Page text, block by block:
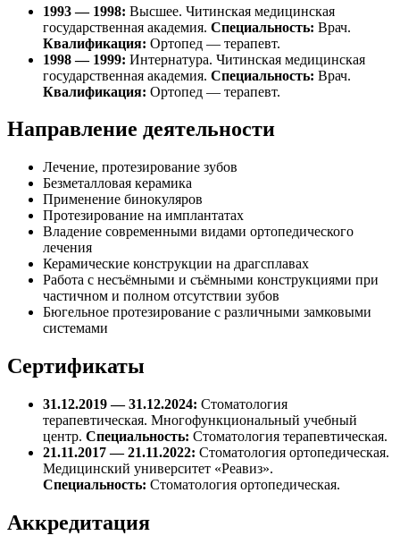
1993 — 1998: Высшее. Читинская медицинская
государственная академия. Специальность: Врач.
Квалификация: Ортопед — терапевт.
1998 — 1999: Интернатура. Читинская медицинская
государственная академия. Специальность: Врач.
Квалификация: Ортопед — терапевт.
Направление деятельности
Лечение, протезирование зубов
Безметалловая керамика
Применение бинокуляров
Протезирование на имплантатах
Владение современными видами ортопедического
лечения
Керамические конструкции на драгсплавах
Работа с несъёмными и съёмными конструкциями при
частичном и полном отсутствии зубов
Бюгельное протезирование с различными замковыми
системами
Сертификаты
31.12.2019 — 31.12.2024: Стоматология
терапевтическая. Многофункциональный учебный
центр. Специальность: Стоматология терапевтическая.
21.11.2017 — 21.11.2022: Стоматология ортопедическая.
Медицинский университет «Реавиз».
Специальность: Стоматология ортопедическая.
Аккредитация